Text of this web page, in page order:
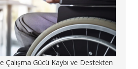
Çalışma Gücü Kaybı ve Destekten